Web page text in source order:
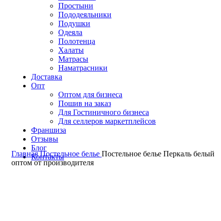
Простыни
Пододеяльники
Подушки
Одеяла
Полотенца
Халаты
Матрасы
Наматрасники
Доставка
Опт
Оптом для бизнеса
Пошив на заказ
Для Гостиничного бизнеса
Для селлеров маркетплейсов
Франшиза
Отзывы
Блог
Контакты
ГлавнаяПостельное белье Постельное белье Перкаль белый
оптом от производителя